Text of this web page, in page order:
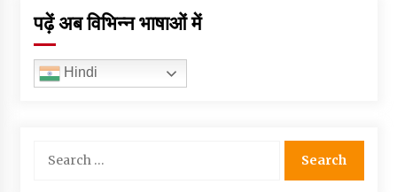
पढ़ें अब विभिन्न भाषाओं में
Hindi
for: